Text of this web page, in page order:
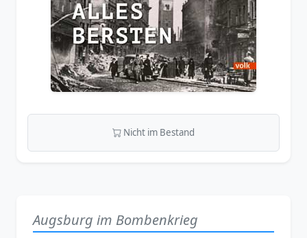
Nicht im Bestand
Augsburg im Bombenkrieg